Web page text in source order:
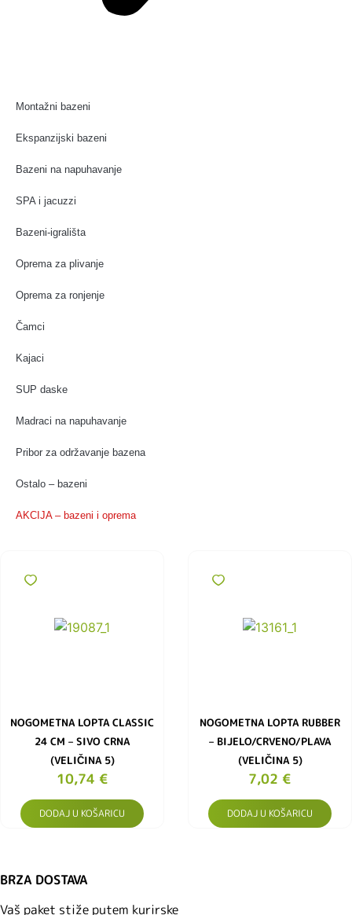
Montažni bazeni
Ekspanzijski bazeni
Bazeni na napuhavanje
SPA i jacuzzi
Bazeni-igrališta
Oprema za plivanje
Oprema za ronjenje
Čamci
Kajaci
SUP daske
Madraci na napuhavanje
Pribor za održavanje bazena
Ostalo – bazeni
AKCIJA – bazeni i oprema
NOGOMETNA LOPTA CLASSIC
24 CM – SIVO CRNA
(VELIČINA 5)
10,74 €
DODAJ U KOŠARICU
NOGOMETNA LOPTA RUBBER
– BIJELO/CRVENO/PLAVA
(VELIČINA 5)
7,02 €
DODAJ U KOŠARICU
BRZA DOSTAVA
Vaš paket stiže putem kurirske